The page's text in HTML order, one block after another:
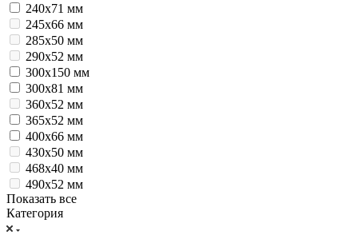
240x71 мм
245х66 мм
285х50 мм
290x52 мм
300х150 мм
300х81 мм
360x52 мм
365x52 мм
400х66 мм
430х50 мм
468x40 мм
490х52 мм
Показать все
Категория